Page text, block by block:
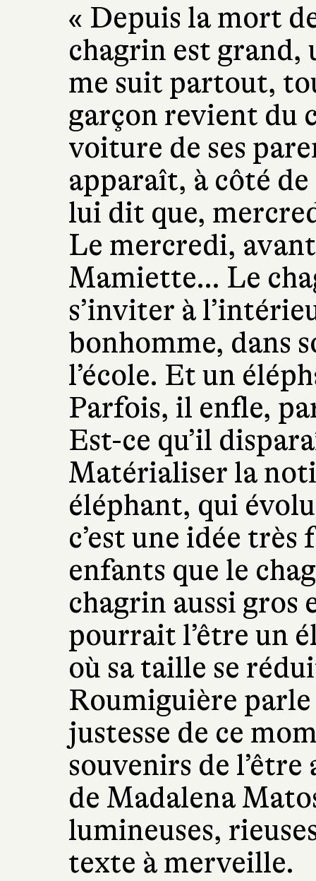
« Depuis la mort
chagrin est
me suit partout,
garçon revient du
voiture de ses
apparaît, à côté
lui dit que,
Le mercredi,
Mamiette… Le
s’inviter à
bonhomme, dans
l’école. Et un
Parfois, il enfle,
Est-ce qu’il
Matérialiser la
éléphant, qui
c’est une idée
enfants que le
chagrin aussi gros
pourrait l’être un
où sa taille se
Roumiguière
justesse de ce
souvenirs de
de Madalena
lumineuses,
texte à merveille.